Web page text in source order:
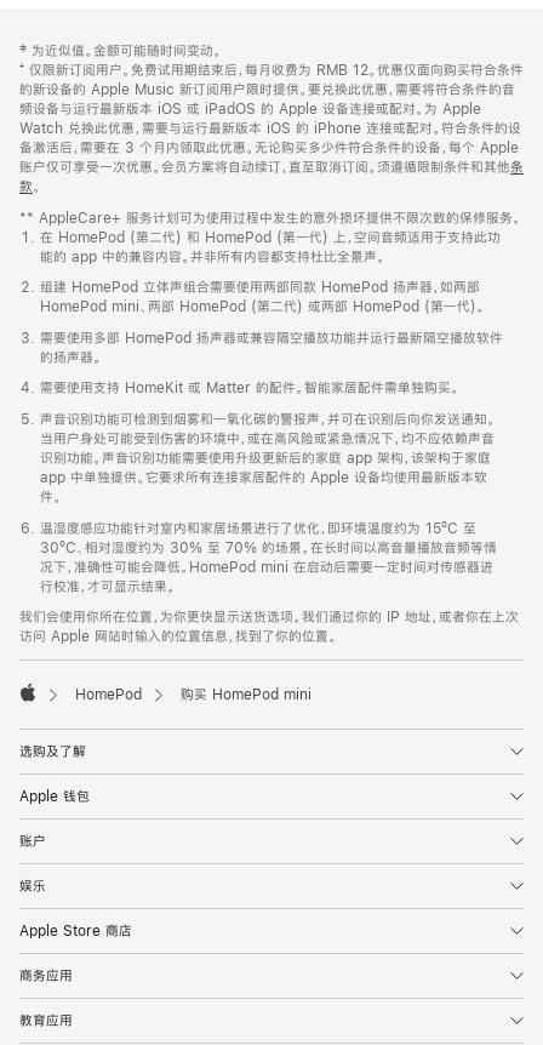
页
页
脚
注
‡ 为近似值。金额可能随时间变动。
⁺ 仅限新订阅用户。免费试用期结束后，每月收费为 RMB 12。优惠仅面向购买符合条件
的新设备的 Apple Music 新订阅用户限时提供。要兑换此优惠，需要将符合条件的音
频设备与运行最新版本 iOS 或 iPadOS 的 Apple 设备连接或配对。为 Apple
Watch 兑换此优惠，需要与运行最新版本 iOS 的 iPhone 连接或配对。符合条件的设
备激活后，需要在 3 个月内领取此优惠。无论购买多少件符合条件的设备，每个 Apple
账户仅可享受一次优惠。会员方案将自动续订，直至取消订阅。须遵循限制条件和其他条
款。
窗
口
中
打
开)
** AppleCare+ 服务计划可为使用过程中发生的意外损坏提供不限次数的保修服务。
在 HomePod (第二代) 和 HomePod (第一代) 上，空间音频适用于支持此功
能的 app 中的兼容内容。并非所有内容都支持杜比全景声。
组建 HomePod 立体声组合需要使用两部同款 HomePod 扬声器，如两部
HomePod mini、两部 HomePod (第二代) 或两部 HomePod (第一代)。
需要使用多部 HomePod 扬声器或兼容隔空播放功能并运行最新隔空播放软件
的扬声器。
需要使用支持 HomeKit 或 Matter 的配件。智能家居配件需单独购买。
声音识别功能可检测到烟雾和一氧化碳的警报声，并可在识别后向你发送通知。
当用户身处可能受到伤害的环境中，或在高风险或紧急情况下，均不应依赖声音
识别功能。声音识别功能需要使用升级更新后的家庭 app 架构，该架构于家庭
app 中单独提供。它要求所有连接家居配件的 Apple 设备均使用最新版本软
件。
温湿度感应功能针对室内和家居场景进行了优化，即环境温度约为 15ºC 至
30ºC、相对湿度约为 30% 至 70% 的场景。在长时间以高音量播放音频等情
况下，准确性可能会降低。HomePod mini 在启动后需要一定时间对传感器进
行校准，才可显示结果。
我们会使用你所在位置，为你更快显示送货选项。我们通过你的 IP 地址，或者你在上次
访问 Apple 网站时输入的位置信息，找到了你的位置。
HomePod 购买 HomePod mini
选购及了解
Apple 钱包
账户
娱乐
Apple Store 商店
商务应用
教育应用